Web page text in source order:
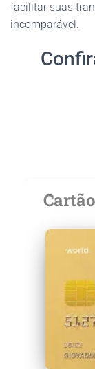
facilitar suas
incomparável.